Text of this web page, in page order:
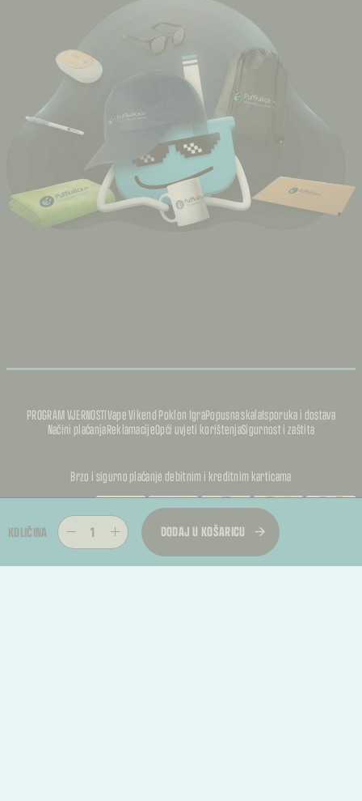
KOLIČINA DODAJ U KOŠARICU
PROGRAM VJERNOSTIVape Vikend Poklon IgraPopusna skalaIsporuka i dostava
Načini plaćanjaReklamacijeOpći uvjeti korištenjaSigurnost i zaštita
Brzo i sigurno plaćanje debitnim i kreditnim karticama
© 2026, PUFFKALICA. SVA PRAVA PRIDRŽANA